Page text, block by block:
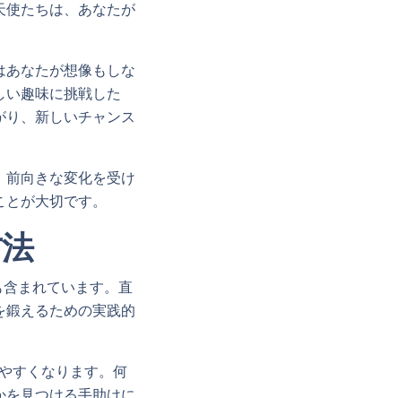
使たちは、あなたが
あなたが想像もしな
趣味に挑戦した
、新しいチャンス
前向きな変化を受け
が大切です。
まれています。直
えるための実践的
すくなります。何